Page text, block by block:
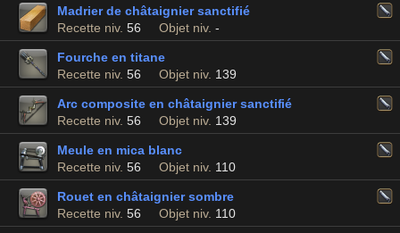
Madrier de châtaignier sanctifié
Recette niv. 56 Objet niv. -
Fourche en titane
Recette niv. 56 Objet niv. 139
Arc composite en châtaignier sanctifié
Recette niv. 56 Objet niv. 139
Meule en mica blanc
Recette niv. 56 Objet niv. 110
Rouet en châtaignier sombre
Recette niv. 56 Objet niv. 110